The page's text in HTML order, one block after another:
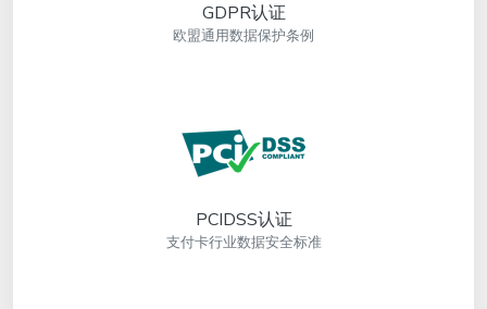
GDPR认证
欧盟通用数据保护条例
PCIDSS认证
支付卡行业数据安全标准